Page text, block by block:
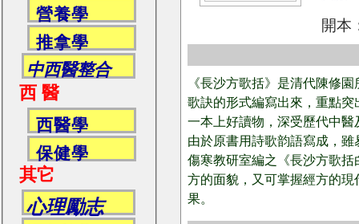
營養學
推拿學
中西醫整合
西 醫
西醫學
保健學
其它
心理勵志
開本
《長沙方歌括》是清代陳修
歌訣的形式編寫出來，重點
一本上好讀物，深受歷代中
由於原書用詩歌韵語寫成，
傷寒教研室編之《長沙方歌
方的面貌，又可掌握經方的
果。